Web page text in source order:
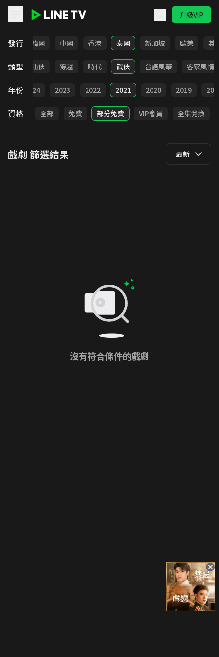
升級VIP
發行
日本 韓國 中國 香港 泰國 新加坡 歐美 其
類型
療癒 仙俠 穿越 時代 武俠 台語風華 客家風情
年份 2024 2023 2022 2021 2020 2019
資格 全部 免費 部分免費 VIP會員 全集兌換
戲劇 篩選結果 最新
沒有符合條件的戲劇